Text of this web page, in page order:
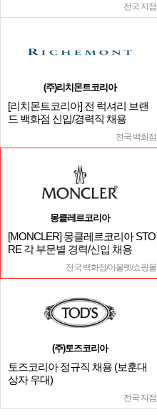
전국 지점
(주)리치몬트코리아
[리치몬트코리아] 전 럭셔리 브랜
드 백화점 신입/경력직 채용
전국 백화점
몽클레르코리아
[MONCLER] 몽클레르코리아 STO
RE 각 부문별 경력/신입 채용
전국 백화점/아울렛/쇼핑몰
(주)토즈코리아
토즈코리아 정규직 채용 (보훈대
상자 우대)
전국 지점